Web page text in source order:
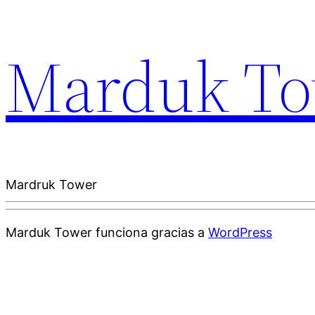
Marduk
Mardruk Tower
Marduk Tower funciona gracias a WordPress